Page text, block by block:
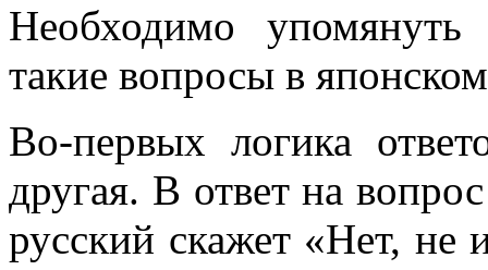
Необходимо
такие вопросы в
Во-первых логика
другая. В ответ на
русский скажет «Нет, не